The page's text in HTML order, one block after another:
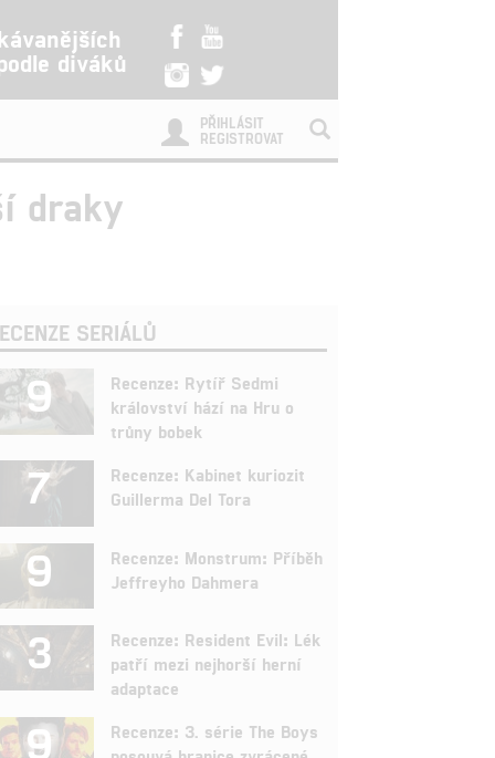
diváků
PŘIHLÁSIT
REGISTROVAT
draky
SERIÁLŮ
9
Recenze: Rytíř Sedmi
království hází na Hru o
trůny bobek
7
Recenze: Kabinet kuriozit
Guillerma Del Tora
9
Recenze: Monstrum: Příběh
Jeffreyho Dahmera
3
Recenze: Resident Evil: Lék
patří mezi nejhorší herní
adaptace
9
Recenze: 3. série The Boys